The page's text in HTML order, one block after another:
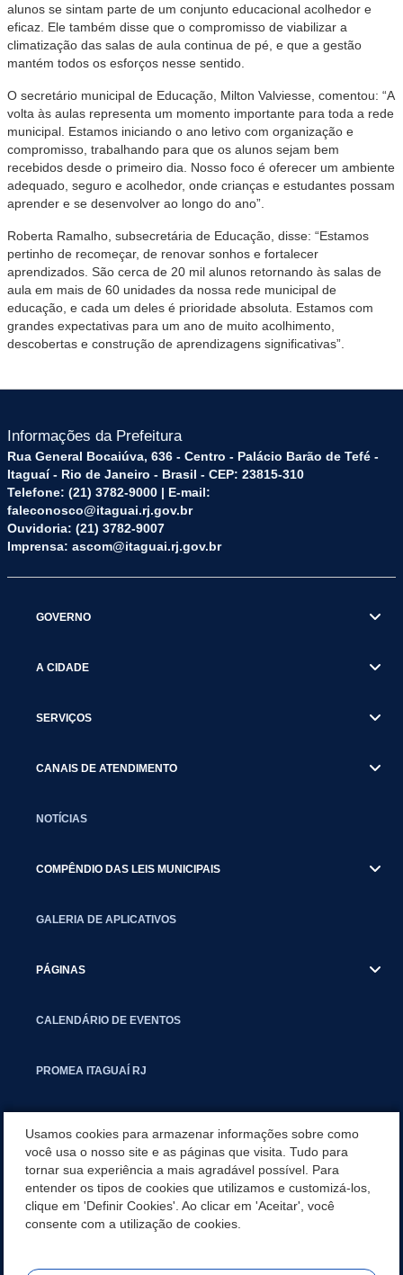
alunos se sintam parte de um conjunto educacional acolhedor e
eficaz. Ele também disse que o compromisso de viabilizar a
climatização das salas de aula continua de pé, e que a gestão
mantém todos os esforços nesse sentido.
O secretário municipal de Educação, Milton Valviesse, comentou: “A
volta às aulas representa um momento importante para toda a rede
municipal. Estamos iniciando o ano letivo com organização e
compromisso, trabalhando para que os alunos sejam bem
recebidos desde o primeiro dia. Nosso foco é oferecer um ambiente
adequado, seguro e acolhedor, onde crianças e estudantes possam
aprender e se desenvolver ao longo do ano”.
Roberta Ramalho, subsecretária de Educação, disse: “Estamos
pertinho de recomeçar, de renovar sonhos e fortalecer
aprendizados. São cerca de 20 mil alunos retornando às salas de
aula em mais de 60 unidades da nossa rede municipal de
educação, e cada um deles é prioridade absoluta. Estamos com
grandes expectativas para um ano de muito acolhimento,
descobertas e construção de aprendizagens significativas”.
Informações da Prefeitura
Rua General Bocaiúva, 636 - Centro - Palácio Barão de Tefé -
Itaguaí - Rio de Janeiro - Brasil - CEP: 23815-310
Telefone: (21) 3782-9000 | E-mail:
faleconosco@itaguai.rj.gov.br
Ouvidoria: (21) 3782-9007
Imprensa: ascom@itaguai.rj.gov.br
GOVERNO
A CIDADE
SERVIÇOS
CANAIS DE ATENDIMENTO
NOTÍCIAS
COMPÊNDIO DAS LEIS MUNICIPAIS
GALERIA DE APLICATIVOS
PÁGINAS
CALENDÁRIO DE EVENTOS
PROMEA ITAGUAÍ RJ
SITEMAP
CARTA DE SERVIÇOS
Usamos cookies para armazenar informações sobre como
você usa o nosso site e as páginas que visita. Tudo para
tornar sua experiência a mais agradável possível. Para
entender os tipos de cookies que utilizamos e customizá-los,
clique em 'Definir Cookies'. Ao clicar em 'Aceitar', você
consente com a utilização de cookies.